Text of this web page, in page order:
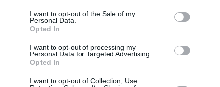
I want to opt-out of the Sale of my
Personal Data.
Opted In
I want to opt-out of processing my
Personal Data for Targeted Advertising.
Opted In
I want to opt-out of Collection, Use,
παιχνίδι της χαράς,
Cinema – Αύγουστος